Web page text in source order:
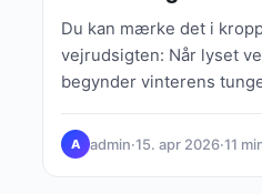
Du kan mærke det i
vejrudsigten: Når lyset
begynder vinterens
A admin·15. apr 2026·11